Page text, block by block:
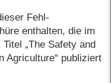
Fehl-
enthalten, die im
„The Safety and
Agriculture“ publiziert